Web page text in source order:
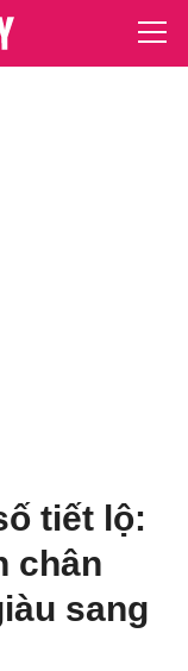
tiết lộ:
chân
sang